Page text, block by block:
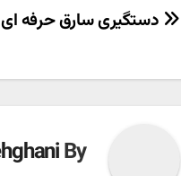
راهبری
دستگیری سارق حرفه ای
By